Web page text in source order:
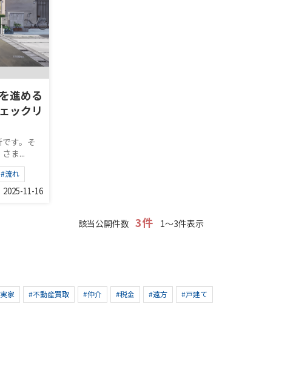
進める
ックリ
す。そ
ま...
#流れ
2025-11-16
該当公開件数 3件 1～3件表示
家 #不動産買取 #仲介 #税金 #遠方
#戸建て